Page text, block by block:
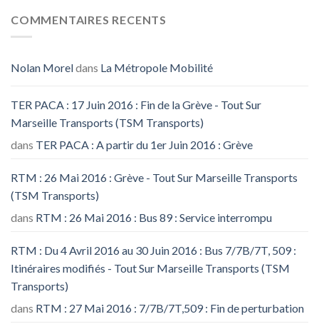
COMMENTAIRES RECENTS
Nolan Moreldans La Métropole Mobilité
TER PACA : 17 Juin 2016 : Fin de la Grève - Tout Sur
Marseille Transports (TSM Transports)
dans TER PACA : A partir du 1er Juin 2016 : Grève
RTM : 26 Mai 2016 : Grève - Tout Sur Marseille Transports
(TSM Transports)
dans RTM : 26 Mai 2016 : Bus 89 : Service interrompu
RTM : Du 4 Avril 2016 au 30 Juin 2016 : Bus 7/7B/7T, 509 :
Itinéraires modifiés - Tout Sur Marseille Transports (TSM
Transports)
dans RTM : 27 Mai 2016 : 7/7B/7T,509 : Fin de perturbation